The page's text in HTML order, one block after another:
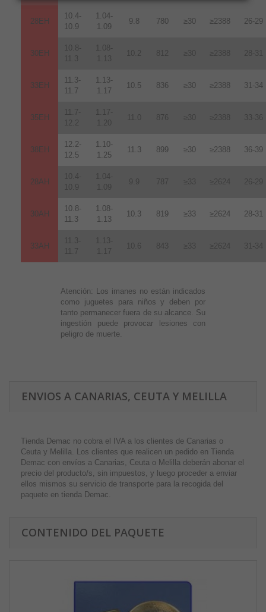
28EH
10.4-
10.9
1.04-
1.09
9.8 780 ≥30 ≥2388 26-29
30EH
10.8-
11.3
1.08-
1.13
10.2 812 ≥30 ≥2388 28-31
33EH
11.3-
11.7
1.13-
1.17
10.5 836 ≥30 ≥2388 31-34
35EH
11.7-
12.2
1.17-
1.20
11.0 876 ≥30 ≥2388 33-36
38EH
12.2-
12.5
1.10-
1.25
11.3 899 ≥30 ≥2388 36-39
28AH
10.4-
10.9
1.04-
1.09
9.9 787 ≥33 ≥2624 26-29
30AH
10.8-
11.3
1.08-
1.13
10.3 819 ≥33 ≥2624 28-31
33AH
11.3-
11.7
1.13-
1.17
10.6 843 ≥33 ≥2624 31-34
Atención: Los imanes no están indicados
como juguetes para niños y deben por
tanto permanecer fuera de su alcance. Su
ingestión puede provocar lesiones con
peligro de muerte.
ENVIOS A CANARIAS, CEUTA Y MELILLA
Tienda Demac no cobra el IVA a los clientes de Canarias o
Ceuta y Melilla. Los clientes que realicen un pedido en Tienda
Demac con envíos a Canarias, Ceuta o Melilla deberán abonar el
precio del producto/s, sin impuestos, y luego proceder a enviar
ellos mismos su servicio de transporte para la recogida del
paquete en tienda Demac.
CONTENIDO DEL PAQUETE